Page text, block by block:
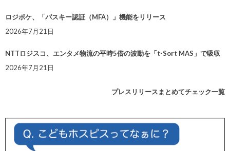
ロジポケ、「パスキー認証（MFA）」機能をリリース
2026年7月21日
NTTロジスコ、エンタメ物流の平時5倍の波動を「t-Sort MAS」で吸収
2026年7月21日
プレスリリースまとめてチェック一覧